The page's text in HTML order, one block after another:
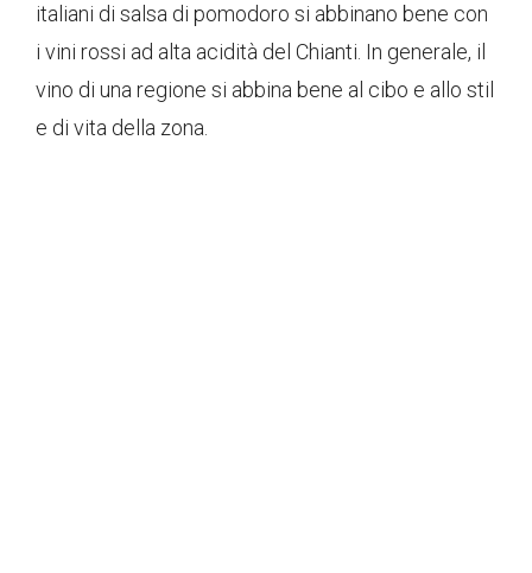
italiani di salsa di pomodoro si abbinano bene con
i vini rossi ad alta acidità del Chianti. In generale, il
vino di una regione si abbina bene al cibo e allo stil
e di vita della zona.